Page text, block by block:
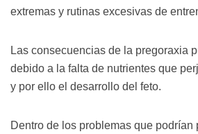
extremas y rutinas excesivas de
Las consecuencias de la pregoraxia
debido a la falta de nutrientes que
y por ello el desarrollo del feto.
Dentro de los problemas que podrían